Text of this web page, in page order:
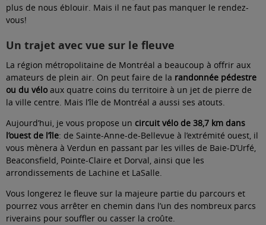
plus de nous éblouir. Mais il ne faut pas manquer le rendez-
vous!
Un trajet avec vue sur le fleuve
La région métropolitaine de Montréal a beaucoup à offrir aux
amateurs de plein air. On peut faire de la randonnée pédestre
ou du véloaux quatre coins du territoire à un jet de pierre de
la ville centre. Mais l’île de Montréal a aussi ses atouts.
Aujourd’hui, je vous propose un circuit vélo de 38,7 km dans
l’ouest de l’île: de Sainte-Anne-de-Bellevue à l’extrémité ouest, il
vous mènera à Verdun en passant par les villes de Baie-D’Urfé,
Beaconsfield, Pointe-Claire et Dorval, ainsi que les
arrondissements de Lachine et LaSalle.
Vous longerez le fleuve sur la majeure partie du parcours et
pourrez vous arrêter en chemin dans l’un des nombreux parcs
riverains pour souffler ou casser la croûte.